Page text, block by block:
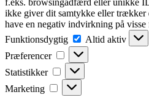
f.eks. browsingadfærd eller unikke
ikke giver dit samtykke eller trækker
have en negativ indvirkning på visse
Funktionsdygtig
Funktionsdygtig
Altid aktiv
Præferencer
Præferencer
Statistikker Statistikker
Marketing Marketing